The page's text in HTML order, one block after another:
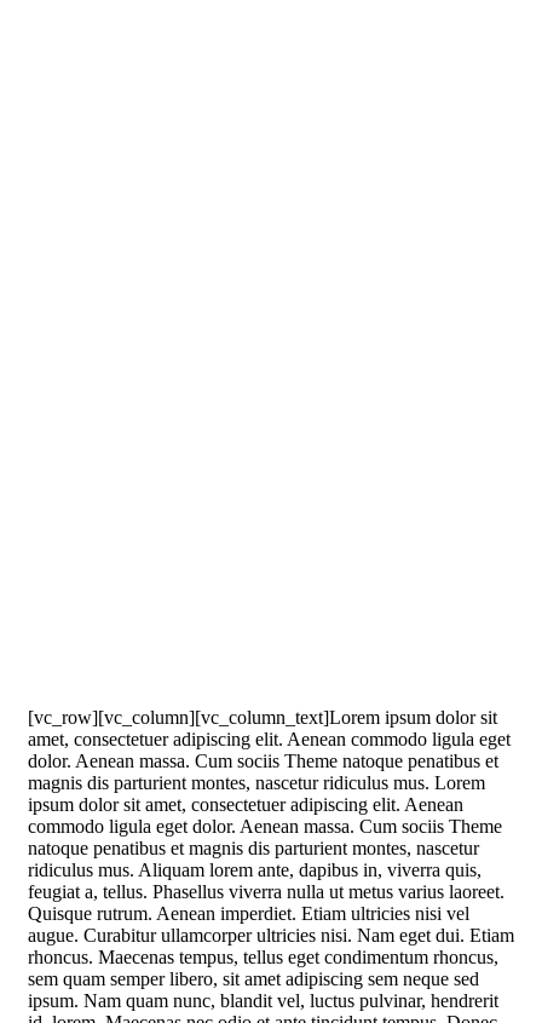
[vc_row][vc_column][vc_column_text]Lorem ipsum dolor sit
amet, consectetuer adipiscing elit. Aenean commodo ligula eget
dolor. Aenean massa. Cum sociis Theme natoque penatibus et
magnis dis parturient montes, nascetur ridiculus mus. Lorem
ipsum dolor sit amet, consectetuer adipiscing elit. Aenean
commodo ligula eget dolor. Aenean massa. Cum sociis Theme
natoque penatibus et magnis dis parturient montes, nascetur
ridiculus mus. Aliquam lorem ante, dapibus in, viverra quis,
feugiat a, tellus. Phasellus viverra nulla ut metus varius laoreet.
Quisque rutrum. Aenean imperdiet. Etiam ultricies nisi vel
augue. Curabitur ullamcorper ultricies nisi. Nam eget dui. Etiam
rhoncus. Maecenas tempus, tellus eget condimentum rhoncus,
sem quam semper libero, sit amet adipiscing sem neque sed
ipsum. Nam quam nunc, blandit vel, luctus pulvinar, hendrerit